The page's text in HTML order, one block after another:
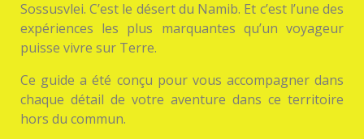
Sossusvlei. C’est le désert du Namib. Et c’est l’une des
expériences les plus marquantes qu’un voyageur
puisse vivre sur Terre.
Ce guide a été conçu pour vous accompagner dans
chaque détail de votre aventure dans ce territoire
hors du commun.